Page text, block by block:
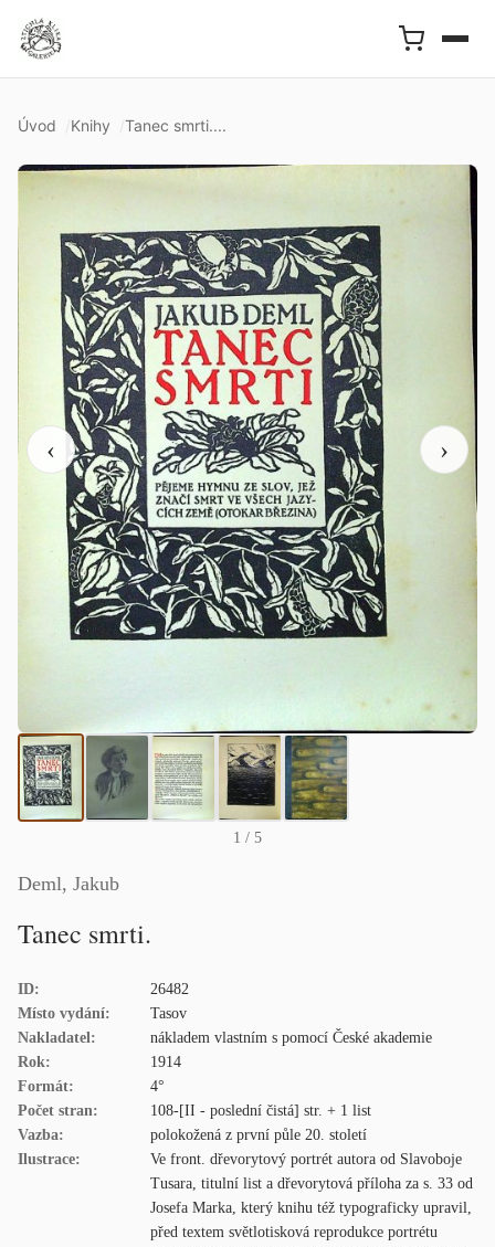
Úvod Knihy Tanec smrti....
‹ ›
1 / 5
Deml, Jakub
Tanec smrti.
ID:
26482
Místo vydání:
Tasov
Nakladatel:
nákladem vlastním s pomocí České akademie
Rok:
1914
Formát:
4°
Počet stran:
108-[II - poslední čistá] str. + 1 list
Vazba:
polokožená z první půle 20. století
Ilustrace:
Ve front. dřevorytový portrét autora od Slavoboje
Tusara, titulní list a dřevorytová příloha za s. 33 od
Josefa Marka, který knihu též typograficky upravil,
před textem světlotisková reprodukce portrétu